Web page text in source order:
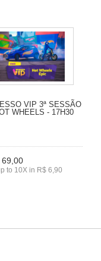
VIP 3ª SESSÃO
WHEELS - 17H30
69,00
to 10X in R$ 6,90